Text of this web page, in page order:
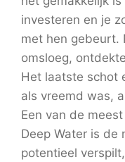
investeren en je
met hen gebeurt.
omsloeg,
Het laatste schot
als vreemd was,
Een van de
Deep Water is de
potentieel